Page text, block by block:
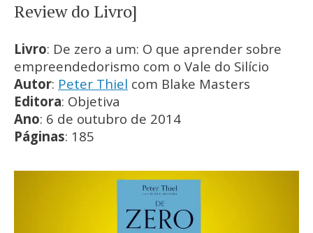
Review do Livro]
Livro: De zero a um: O que aprender sobre
empreendedorismo com o Vale do Silício
Autor: Peter Thiel com Blake Masters
Editora: Objetiva
Ano: 6 de outubro de 2014
Páginas: 185